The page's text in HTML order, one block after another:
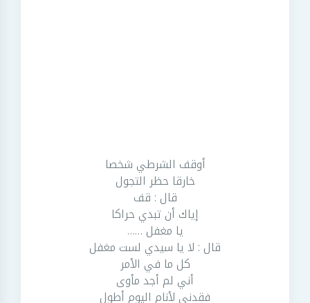
أوقف الشرطي شخصا
خارقا حظر التجول
قال : قف
إياك أن تبدي حراكا
يا مغفل ……
قال : لا يا سيدي لست مغفل
كل ما في الأمر
أني لم أجد مأوى
فقدني لأنام اليوم أطول